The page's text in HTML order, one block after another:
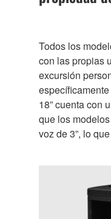
Todos los
con las propias
excursión
18” cuenta con
que los
voz de 3”, lo